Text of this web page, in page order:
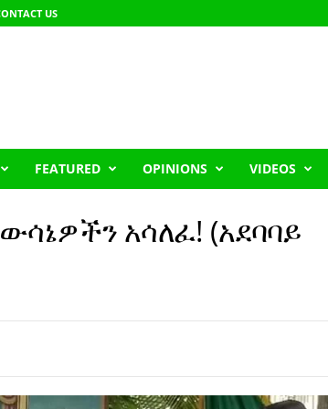
US
FEATURED OPINIONS VIDEOS
አሳለፈ! (አደባባይ